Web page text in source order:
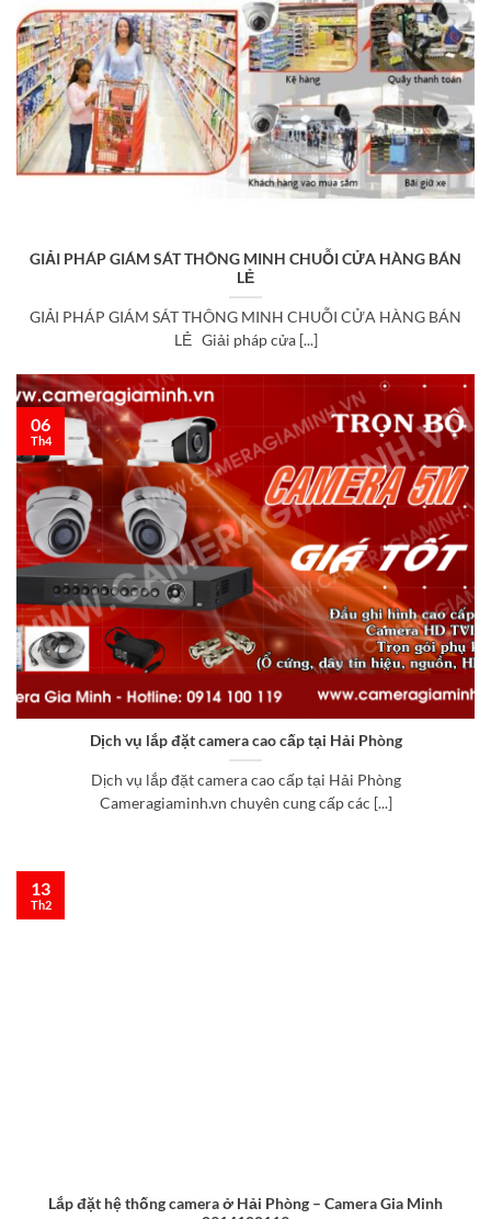
GIẢI PHÁP GIÁM SÁT THÔNG MINH CHUỖI CỬA HÀNG BÁN
LẺ
GIẢI PHÁP GIÁM SÁT THÔNG MINH CHUỖI CỬA HÀNG BÁN
LẺ Giải pháp cửa [...]
Dịch vụ lắp đặt camera cao cấp tại Hải Phòng
Dịch vụ lắp đặt camera cao cấp tại Hải Phòng
Cameragiaminh.vn chuyên cung cấp các [...]
06
Th4
Lắp đặt hệ thống camera ở Hải Phòng – Camera Gia Minh
13
Th2